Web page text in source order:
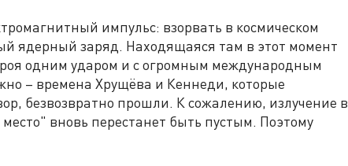
импульс: взорвать в космическом
ядерный заряд. Находящаяся там в этот момент
одним ударом и с огромным международным
– времена Хрущёва и Кеннеди, которые
безвозвратно прошли. К сожалению, излучение в
место" вновь перестанет быть пустым. Поэтому